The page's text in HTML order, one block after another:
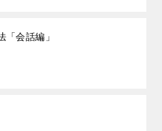
「会話編」